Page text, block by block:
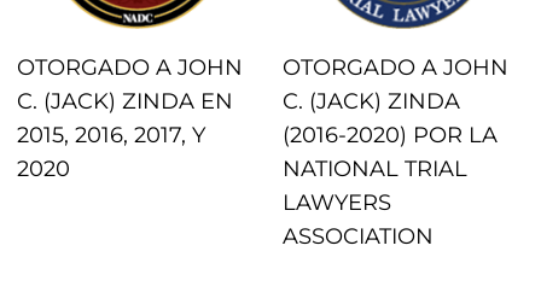
OTORGADO A JOHN
C. (JACK) ZINDA EN
2015, 2016, 2017, Y
2020
OTORGADO A JOHN
C. (JACK) ZINDA
(2016-2020) POR LA
NATIONAL TRIAL
LAWYERS
ASSOCIATION